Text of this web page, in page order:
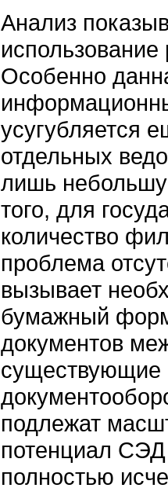
Анализ
Особенно
усугубляется
отдельных
лишь
того, для
количество
проблема
вызывает
бумажный
документов
существующие
подлежат
потенциал СЭД
полностью